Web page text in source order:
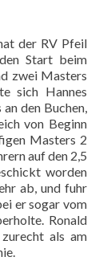
der RV Pfeil
Start beim
zwei Masters
sich Hannes
den Buchen,
von Beginn
Masters 2
auf den 2,5
worden
ab, und fuhr
er sogar vom
Ronald
als am